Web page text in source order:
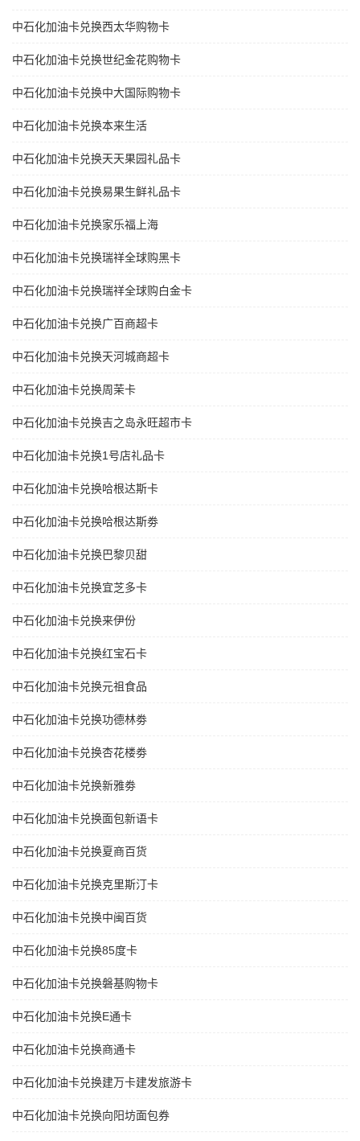
中石化加油卡兑换西太华购物卡
中石化加油卡兑换世纪金花购物卡
中石化加油卡兑换中大国际购物卡
中石化加油卡兑换本来生活
中石化加油卡兑换天天果园礼品卡
中石化加油卡兑换易果生鲜礼品卡
中石化加油卡兑换家乐福上海
中石化加油卡兑换瑞祥全球购黑卡
中石化加油卡兑换瑞祥全球购白金卡
中石化加油卡兑换广百商超卡
中石化加油卡兑换天河城商超卡
中石化加油卡兑换周茉卡
中石化加油卡兑换吉之岛永旺超市卡
中石化加油卡兑换1号店礼品卡
中石化加油卡兑换哈根达斯卡
中石化加油卡兑换哈根达斯劵
中石化加油卡兑换巴黎贝甜
中石化加油卡兑换宜芝多卡
中石化加油卡兑换来伊份
中石化加油卡兑换红宝石卡
中石化加油卡兑换元祖食品
中石化加油卡兑换功德林劵
中石化加油卡兑换杏花楼劵
中石化加油卡兑换新雅劵
中石化加油卡兑换面包新语卡
中石化加油卡兑换夏商百货
中石化加油卡兑换克里斯汀卡
中石化加油卡兑换中闽百货
中石化加油卡兑换85度卡
中石化加油卡兑换磐基购物卡
中石化加油卡兑换E通卡
中石化加油卡兑换商通卡
中石化加油卡兑换建万卡建发旅游卡
中石化加油卡兑换向阳坊面包券